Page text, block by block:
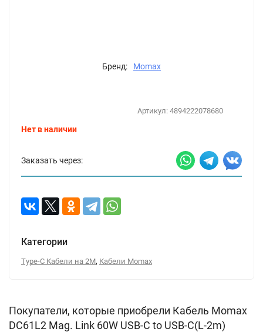
Бренд: Momax
Артикул: 4894222078680
Нет в наличии
Заказать через:
Категории
Type-C Кабели на 2М, Кабели Momax
Покупатели, которые приобрели Кабель Momax
DC61L2 Mag. Link 60W USB-C to USB-C(L-2m)